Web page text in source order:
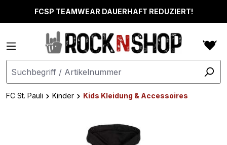
springenFCSP TEAMWEAR DAUERHAFT REDUZIERT!
FC St. Pauli Kinder
Kids Kleidung & Accessoires